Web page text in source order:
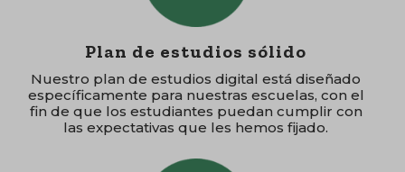
Plan de estudios sólido
Nuestro plan de estudios digital está diseñado
específicamente para nuestras escuelas, con el
fin de que los estudiantes puedan cumplir con
las expectativas que les hemos fijado.